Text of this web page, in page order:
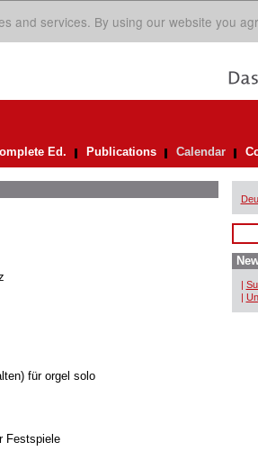
and services. By using our website you
Ed. Publications Calendar
für orgel solo
Festspiele
|
|